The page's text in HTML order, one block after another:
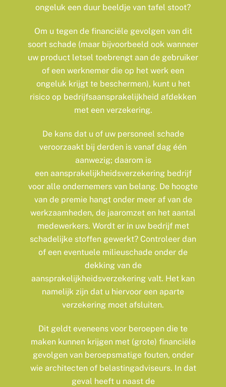
ongeluk een duur beeldje van tafel stoot?
Om u tegen de financiële gevolgen van dit
soort schade (maar bijvoorbeeld ook wanneer
uw product letsel toebrengt aan de gebruiker
of een werknemer die op het werk een
ongeluk krijgt te beschermen), kunt u het
risico op bedrijfsaansprakelijkheid afdekken
met een verzekering.
De kans dat u of uw personeel schade
veroorzaakt bij derden is vanaf dag één
aanwezig; daarom is
een aansprakelijkheidsverzekering bedrijf
voor alle ondernemers van belang. De hoogte
van de premie hangt onder meer af van de
werkzaamheden, de jaaromzet en het aantal
medewerkers. Wordt er in uw bedrijf met
schadelijke stoffen gewerkt? Controleer dan
of een eventuele milieuschade onder de
dekking van de
aansprakelijkheidsverzekering valt. Het kan
namelijk zijn dat u hiervoor een aparte
verzekering moet afsluiten.
Dit geldt eveneens voor beroepen die te
maken kunnen krijgen met (grote) financiële
gevolgen van beroepsmatige fouten, onder
wie architecten of belastingadviseurs. In dat
geval heeft u naast de